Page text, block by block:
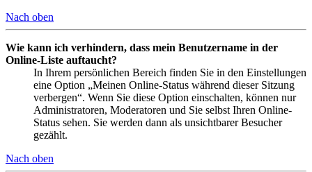
Nach oben
Wie kann ich verhindern, dass mein Benutzername in der
Online-Liste auftaucht?
In Ihrem persönlichen Bereich finden Sie in den Einstellungen
eine Option „Meinen Online-Status während dieser Sitzung
verbergen“. Wenn Sie diese Option einschalten, können nur
Administratoren, Moderatoren und Sie selbst Ihren Online-
Status sehen. Sie werden dann als unsichtbarer Besucher
gezählt.
Nach oben